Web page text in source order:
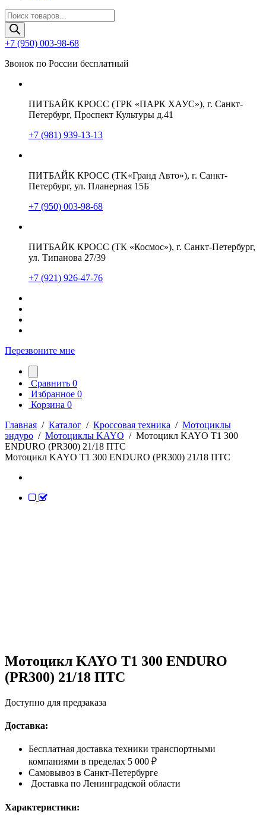
Поиск
товаров
+7 (950) 003-98-68
Звонок по России бесплатный
ПИТБАЙК КРОСС (ТРК «ПАРК ХАУС»), г. Санкт-
Петербург, Проспект Культуры д.41
+7 (981) 939-13-13
ПИТБАЙК КРОСС (TK«Гранд Авто»), г. Санкт-
Петербург, ул. Планерная 15Б
+7 (950) 003-98-68
ПИТБАЙК КРОСС (ТК «Космос»), г. Санкт-Петербург,
ул. Типанова 27/39
+7 (921) 926-47-76
Перезвоните мне
Сравнить 0
Избранное 0
Корзина 0
Главная / Каталог / Кроссовая техника / Мотоциклы
эндуро / Мотоциклы KAYO / Мотоцикл KAYO T1 300
ENDURO (PR300) 21/18 ПТС
Мотоцикл KAYO T1 300 ENDURO (PR300) 21/18 ПТС
Мотоцикл KAYO T1 300 ENDURO
(PR300) 21/18 ПТС
Доступно для предзаказа
Доставка:
Бесплатная доставка техники транспортными
компаниями в пределах 5 000 ₽
Самовывоз в Санкт-Петербурге
Доставка по Ленинградской области
Характеристики: